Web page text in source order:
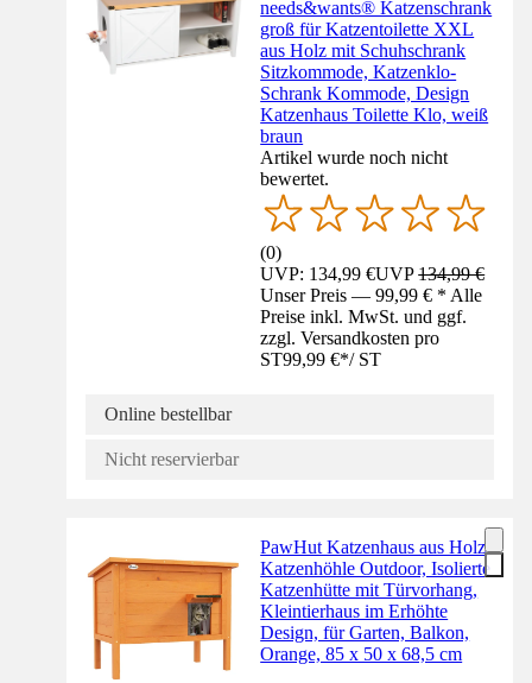
needs&wants® Katzenschrank
groß für Katzentoilette XXL
aus Holz mit Schuhschrank
Sitzkommode, Katzenklo-
Schrank Kommode, Design
Katzenhaus Toilette Klo, weiß
braun
Artikel wurde noch nicht
bewertet.
(0)
UVP: 134,99 €UVP134,99 €
Unser Preis — 99,99 € * Alle
Preise inkl. MwSt. und ggf.
zzgl. Versandkosten pro
ST99,99 €*/ ST
Online bestellbar
Nicht reservierbar
PawHut Katzenhaus aus Holz,
Katzenhöhle Outdoor, Isolierte
Katzenhütte mit Türvorhang,
Kleintierhaus im Erhöhte
Design, für Garten, Balkon,
Orange, 85 x 50 x 68,5 cm